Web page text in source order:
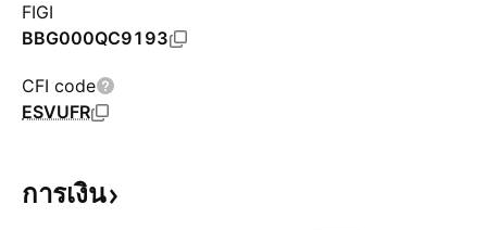
FIGI
BBG000QC9193
CFI code
ESVUFR
การเงิน